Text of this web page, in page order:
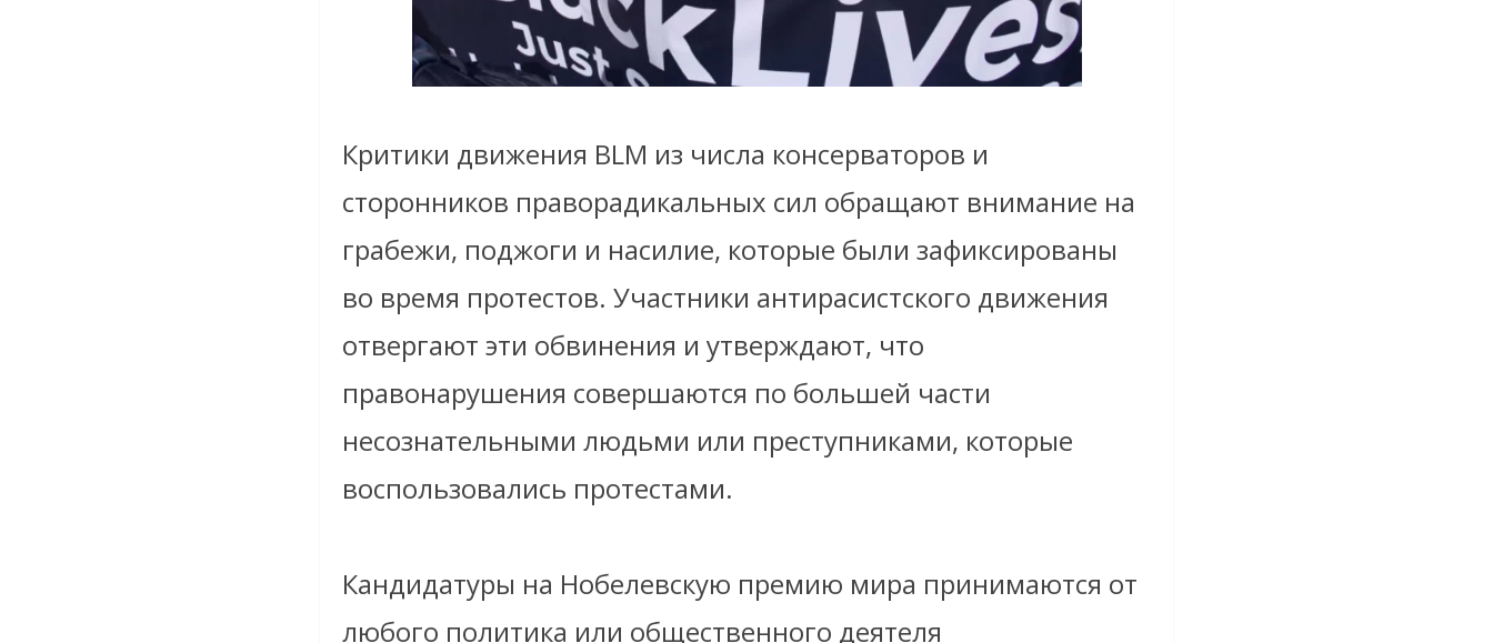
Критики движения BLM из числа консерваторов и
сторонников праворадикальных сил обращают внимание на
грабежи, поджоги и насилие, которые были зафиксированы
во время протестов. Участники антирасистского движения
отвергают эти обвинения и утверждают, что
правонарушения совершаются по большей части
несознательными людьми или преступниками, которые
воспользовались протестами.
Кандидатуры на Нобелевскую премию мира принимаются от
любого политика или общественного деятеля